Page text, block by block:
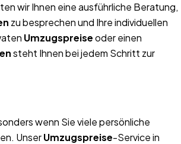
wir Ihnen eine ausführliche Beratung,
zu besprechen und Ihre individuellen
Umzugspreiseoder einen
steht Ihnen bei jedem Schritt zur
wenn Sie viele persönliche
UnserUmzugspreise-Service in